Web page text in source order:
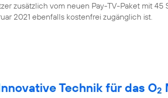
zusätzlich vom neuen Pay-TV-Paket mit 45
2021 ebenfalls kostenfrei zugänglich ist.
Technik für das O2